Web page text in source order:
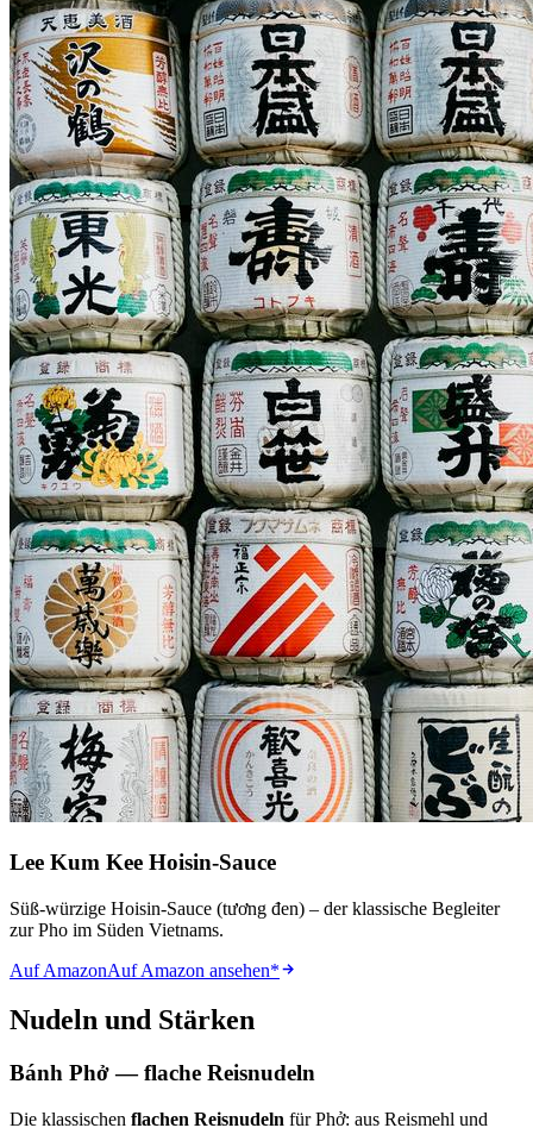
Lee Kum Kee Hoisin-Sauce
Süß-würzige Hoisin-Sauce (tương đen) – der klassische Begleiter
zur Pho im Süden Vietnams.
Auf AmazonAuf Amazon ansehen*
Nudeln und Stärken
Bánh Phở — flache Reisnudeln
Die klassischen flachen Reisnudeln für Phở: aus Reismehl und